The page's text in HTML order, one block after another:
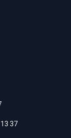
37